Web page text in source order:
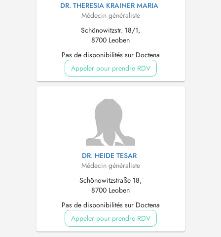
DR. THERESIA KRAINER MARIA
Médecin généraliste
Schönowitzstr. 18/1,
8700 Leoben
Pas de disponibilités sur Doctena
Appeler pour prendre RDV
DR. HEIDE TESAR
Médecin généraliste
Schönowitzstraße 18,
8700 Leoben
Pas de disponibilités sur Doctena
Appeler pour prendre RDV